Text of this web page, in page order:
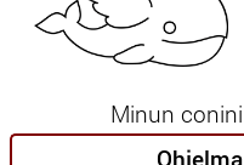
Minun conini
Ohjelma